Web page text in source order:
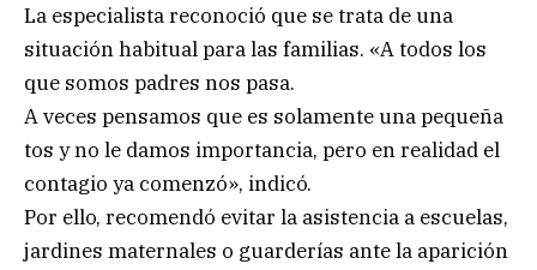
La especialista reconoció que se trata de una
situación habitual para las familias. «A todos los
que somos padres nos pasa.
A veces pensamos que es solamente una pequeña
tos y no le damos importancia, pero en realidad el
contagio ya comenzó», indicó.
Por ello, recomendó evitar la asistencia a escuelas,
jardines maternales o guarderías ante la aparición